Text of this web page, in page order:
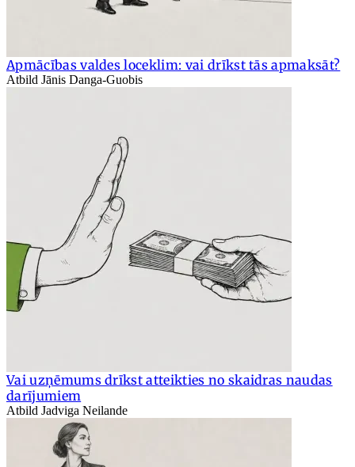
Apmācības valdes loceklim: vai drīkst tās apmaksāt?
Atbild Jānis Danga-Guobis
Vai uzņēmums drīkst atteikties no skaidras naudas
darījumiem
Atbild Jadviga Neilande